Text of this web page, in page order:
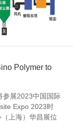
Polymer to
参展2023中国国际
Expo 2023时
上海）华昌展位